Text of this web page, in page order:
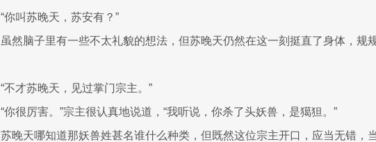
“你叫苏晚天，苏安有？”
虽然脑子里有一些不太礼貌的想法，但苏晚天仍然在这一刻挺直了身体，规
“不才苏晚天，见过掌门宗主。”
“你很厉害。”宗主很认真地说道，“我听说，你杀了头妖兽，是獦狚。”
苏晚天哪知道那妖兽姓甚名谁什么种类，但既然这位宗主开口，应当无错，